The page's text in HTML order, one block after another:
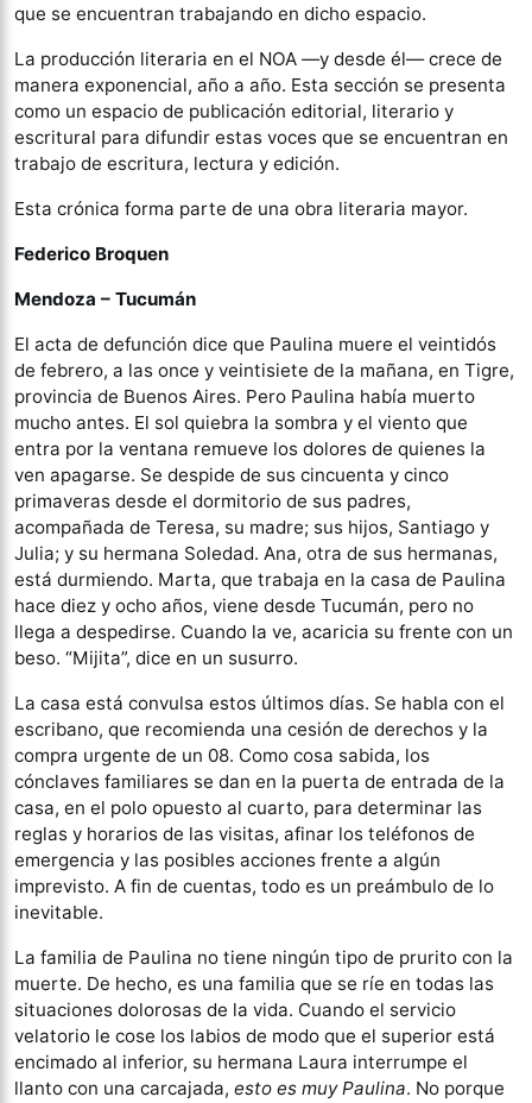
que se encuentran trabajando en dicho espacio.
La producción literaria en el NOA —y desde él— crece de
manera exponencial, año a año. Esta sección se presenta
como un espacio de publicación editorial, literario y
escritural para difundir estas voces que se encuentran en
trabajo de escritura, lectura y edición.
Esta crónica forma parte de una obra literaria mayor.
Federico Broquen
Mendoza – Tucumán
El acta de defunción dice que Paulina muere el veintidós
de febrero, a las once y veintisiete de la mañana, en Tigre,
provincia de Buenos Aires. Pero Paulina había muerto
mucho antes. El sol quiebra la sombra y el viento que
entra por la ventana remueve los dolores de quienes la
ven apagarse. Se despide de sus cincuenta y cinco
primaveras desde el dormitorio de sus padres,
acompañada de Teresa, su madre; sus hijos, Santiago y
Julia; y su hermana Soledad. Ana, otra de sus hermanas,
está durmiendo. Marta, que trabaja en la casa de Paulina
hace diez y ocho años, viene desde Tucumán, pero no
llega a despedirse. Cuando la ve, acaricia su frente con un
beso. “Mijita”, dice en un susurro.
La casa está convulsa estos últimos días. Se habla con el
escribano, que recomienda una cesión de derechos y la
compra urgente de un 08. Como cosa sabida, los
cónclaves familiares se dan en la puerta de entrada de la
casa, en el polo opuesto al cuarto, para determinar las
reglas y horarios de las visitas, afinar los teléfonos de
emergencia y las posibles acciones frente a algún
imprevisto. A fin de cuentas, todo es un preámbulo de lo
inevitable.
La familia de Paulina no tiene ningún tipo de prurito con la
muerte. De hecho, es una familia que se ríe en todas las
situaciones dolorosas de la vida. Cuando el servicio
velatorio le cose los labios de modo que el superior está
encimado al inferior, su hermana Laura interrumpe el
llanto con una carcajada, esto es muy Paulina. No porque